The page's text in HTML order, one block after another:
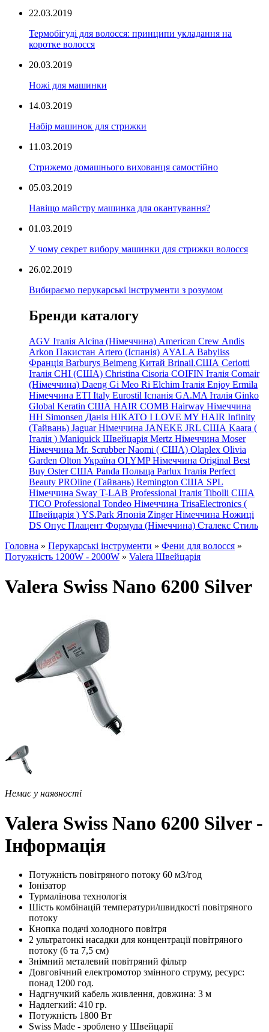
22.03.2019
Термобігуді для волосся: принципи укладання на
коротке волосся
20.03.2019
Ножі для машинки
14.03.2019
Набір машинок для стрижки
11.03.2019
Стрижемо домашнього вихованця самостійно
05.03.2019
Навіщо майстру машинка для окантування?
01.03.2019
У чому секрет вибору машинки для стрижки волосся
26.02.2019
Вибираємо перукарські інструменти з розумом
Бренди каталогу
AGV Італія Alcina (Німеччина) American Crew Andis
Arkon Пакистан Artero (Іспанія) AYALA Babyliss
Франція Barburys Beimeng Китай Brinail.США Ceriotti
Італія CHI (США) Christina Cisoria COIFIN Італія Comair
(Німеччина) Daeng Gi Meo Ri Elchim Італія Enjoy Ermila
Німеччина ETI Italy Eurostil Іспанія GA.MA Італія Ginko
Global Keratin США HAIR COMB Hairway Німеччина
HH Simonsen Данія HIKATO I LOVE MY HAIR Infinity
(Тайвань) Jaguar Німеччина JANEKE JRL США Kaara (
Італія ) Maniquick Швейцарія Mertz Німеччина Moser
Німеччина Mr. Scrubber Naomi ( США) Olaplex Olivia
Garden Olton Україна OLYMP Німеччина Original Best
Buy Oster США Panda Польща Parlux Італія Perfect
Beauty PROline (Тайвань) Remington США SPL
Німеччина Sway T-LAB Professional Італія Tibolli США
TICO Professional Tondeo Німеччина TrisaElectronics (
Швейцарія ) YS.Park Японія Zinger Німеччина Ножиці
DS Опус Плацент Формула (Німеччина) Сталекс Стиль
Головна » Перукарські інструменти » Фени для волосся »
Потужність 1200W - 2000W » Valera Швейцарія
Valera Swiss Nano 6200 Silver
Немає у наявності
Valera Swiss Nano 6200 Silver -
Інформація
Потужність повітряного потоку 60 м3/год
Іонізатор
Турмалінова технологія
Шість комбінацій температури/швидкості повітряного
потоку
Кнопка подачі холодного повітря
2 ультратонкі насадки для концентрації повітряного
потоку (6 та 7,5 см)
Знімний металевий повітряний фільтр
Довговічний електромотор змінного струму, ресурс:
понад 1200 год.
Надгнучкий кабель живлення, довжина: 3 м
Надлегкий: 410 гр.
Потужність 1800 Вт
Swiss Made - зроблено у Швейцарії